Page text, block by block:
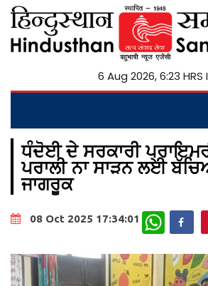
6 Aug 2026, 6:23 HRS
ਧੰਦੋਈ ਦੇ ਸਰਕਾਰੀ
ਪਰਾਲੀ ਨਾ ਸਾੜਨ ਲਈ
ਜਾਗਰੂਕ
08 Oct 2025 17:34:01